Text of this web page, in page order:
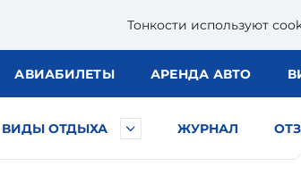
Тонкости используют
АВИАБИЛЕТЫ АРЕНДА АВТО
ВИДЫ ОТДЫХА ЖУРНАЛ